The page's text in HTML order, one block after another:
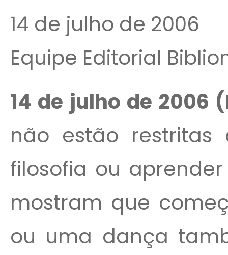
14 de julho de 2006
Equipe Editorial
14 de julho de 2006
não estão
filosofia ou
mostram que
ou uma dança